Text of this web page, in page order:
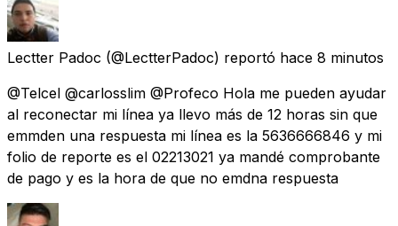
Lectter Padoc (@LectterPadoc) reportó hace 8 minutos
@Telcel @carlosslim @Profeco Hola me pueden ayudar
al reconectar mi línea ya llevo más de 12 horas sin que
emmden una respuesta mi línea es la 5636666846 y mi
folio de reporte es el 02213021 ya mandé comprobante
de pago y es la hora de que no emdna respuesta